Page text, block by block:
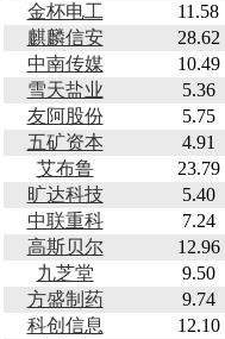
金杯电工
11.58
麒麟信安
28.62
中南传媒
10.49
雪天盐业
5.36
友阿股份
5.75
五矿资本
4.91
艾布鲁
23.79
旷达科技
5.40
中联重科
7.24
高斯贝尔
12.96
九芝堂
9.50
方盛制药
9.74
科创信息
12.10